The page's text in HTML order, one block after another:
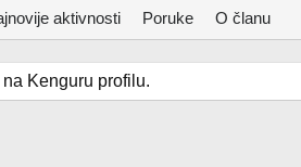
aktivnosti Poruke O članu
Kenguru profilu.